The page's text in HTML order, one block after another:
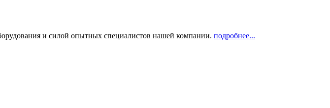
и силой опытных специалистов нашей компании. подробнее...